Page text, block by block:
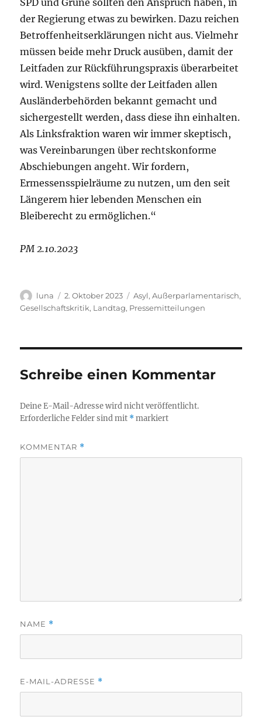
der Regierung etwas zu bewirken. Dazu reichen
Betroffenheitserklärungen nicht aus. Vielmehr
müssen beide mehr Druck ausüben, damit der
Leitfaden zur Rückführungspraxis überarbeitet
wird. Wenigstens sollte der Leitfaden allen
Ausländerbehörden bekannt gemacht und
sichergestellt werden, dass diese ihn einhalten.
Als Linksfraktion waren wir immer skeptisch,
was Vereinbarungen über rechtskonforme
Abschiebungen angeht. Wir fordern,
Ermessensspielräume zu nutzen, um den seit
Längerem hier lebenden Menschen ein
Bleiberecht zu ermöglichen.“
PM 2.10.2023
Autor
luna
Veröffentlicht
am
2. Oktober 2023 Kategorien
Asyl,Außerparlamentarisch,
Gesellschaftskritik, Landtag, Pressemitteilungen
Schreibe einen Kommentar
Deine E-Mail-Adresse wird nicht veröffentlicht.
Erforderliche Felder sind mit *markiert
KOMMENTAR *
NAME *
E-MAIL-ADRESSE *